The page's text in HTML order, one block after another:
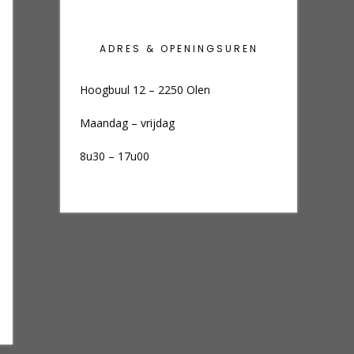
ADRES & OPENINGSUREN
Hoogbuul 12 – 2250 Olen
Maandag – vrijdag
8u30 – 17u00